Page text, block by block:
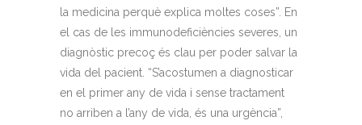
la medicina perquè explica moltes coses”. En
el cas de les immunodeficiències severes, un
diagnòstic precoç és clau per poder salvar la
vida del pacient. “S’acostumen a diagnosticar
en el primer any de vida i sense tractament
no arriben a l’any de vida, és una urgència”,